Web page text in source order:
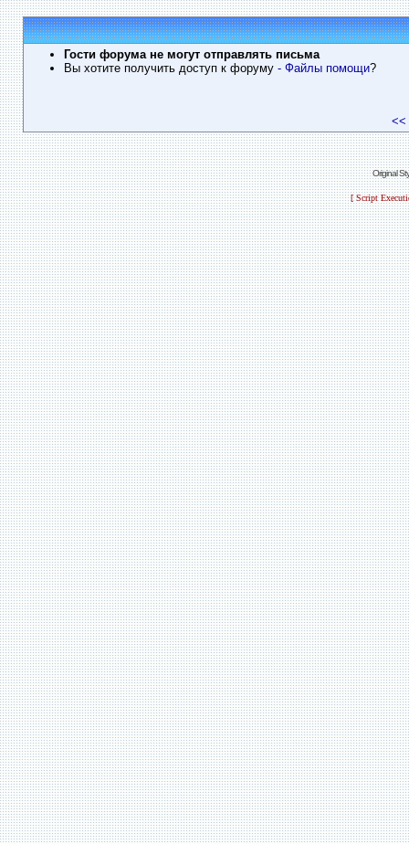
Гости форума не могут отправлять письма
Вы хотите получить доступ к форуму - Файлы помощи?
<<
Original
[ Script